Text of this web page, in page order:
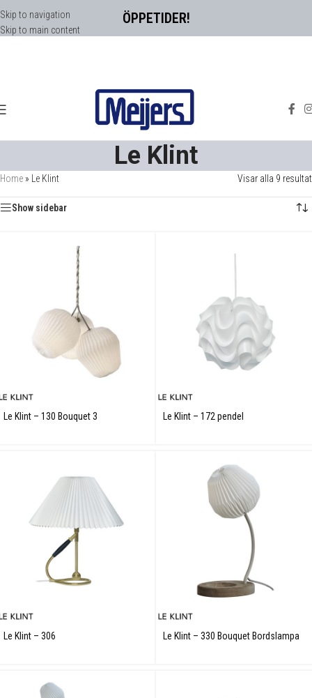
ÖPPETIDER!
Skip to navigation
Skip to main content
Le Klint
Home » Le Klint Visar alla 9 resultat
Show sidebar
Le Klint – 130 Bouquet 3 Le Klint – 172 pendel
Le Klint – 306 Le Klint – 330 Bouquet Bordslampa